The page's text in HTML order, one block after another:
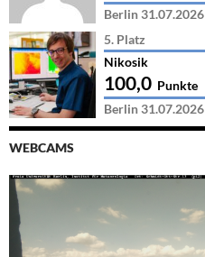
Berlin 31.07.2026
5. Platz
Nikosik
100,0 Punkte
Berlin 31.07.2026
WEBCAMS